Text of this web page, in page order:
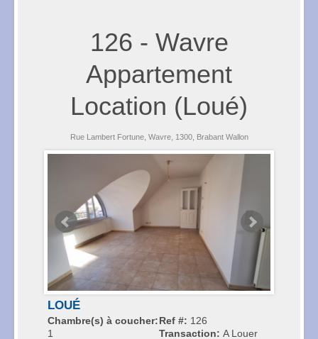
126 - Wavre
Appartement
Location (Loué)
Rue Lambert Fortune, Wavre, 1300, Brabant Wallon
LOUÉ
Chambre(s) à coucher:
1
Ref #: 126
Transaction: A Louer